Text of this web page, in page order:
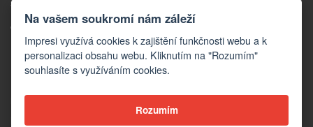
Výměna zboží
Odstoupení od kupní smlouvy
Reklamace
KONTAKTY
Kontakty
Na vašem soukromí nám záleží
Impresi využívá cookies k zajištění funkčnosti webu a k
personalizaci obsahu webu. Kliknutím na "Rozumím"
souhlasíte s využíváním cookies.
Rozumím